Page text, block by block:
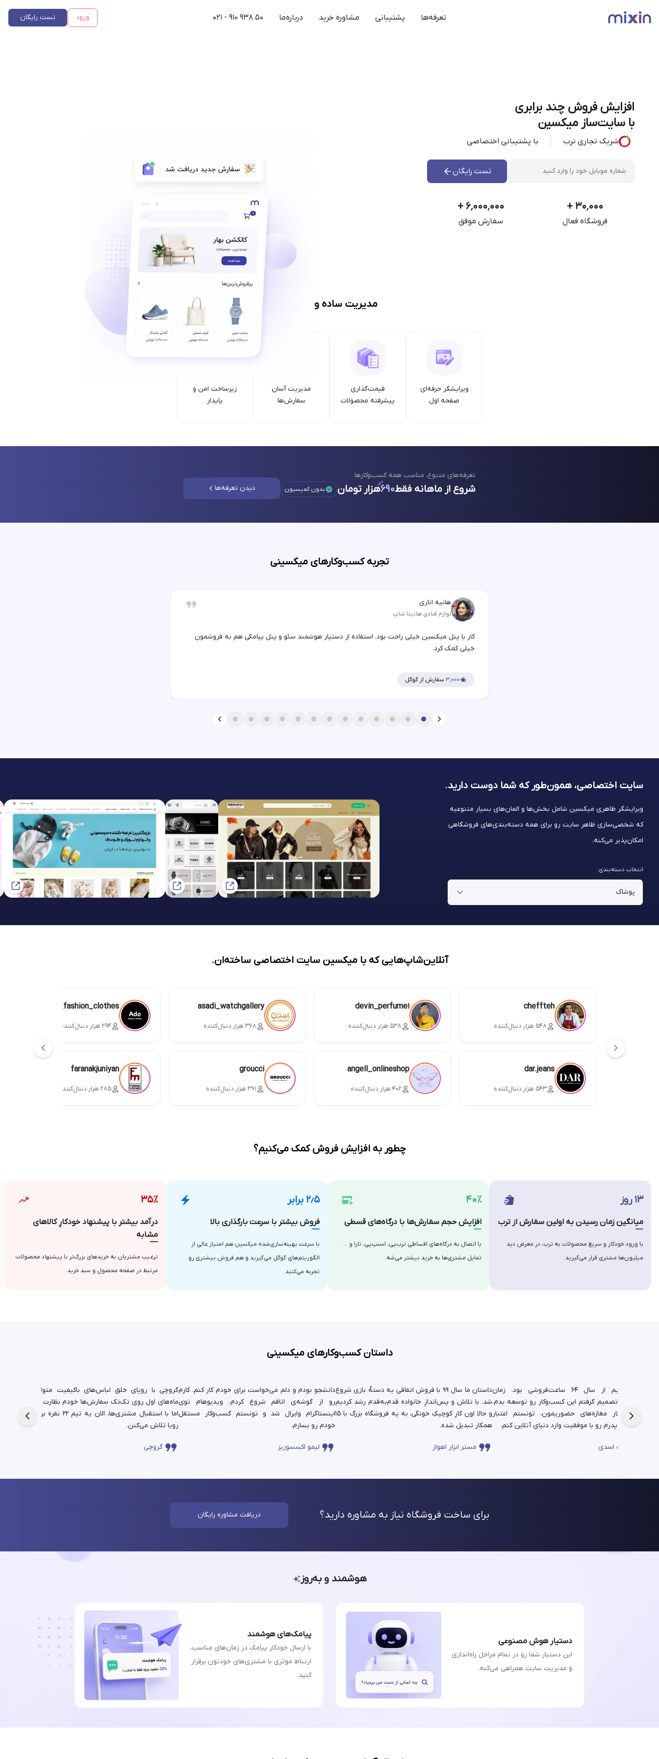
تعرفه‌ها پشتیبانی مشاوره خرید درباره‌ما ۰۲۱ - ۹۱۰ ۹۳۸ ۵۰ ورود تست رایگان
افزایش فروش چند برابری
با سایت‌ساز میکسین
شریک تجاری ترب با پشتیبانی اختصاصی
تست رایگان
۳۰٬۰۰۰ +
فروشگاه فعال
۶٬۰۰۰٬۰۰۰ +
سفارش موفق
مدیریت ساده و حرفه‌ای
ویرایشگر حرفه‌ای
صفحه اول
قیمت‌گذاری
پیشرفته محصولات
مدیریت آسان
سفارش‌ها
زیرساخت امن‌ و
پایدار
تعرفه‌های متنوع، مناسب همه کسب‌وکارها
شروع از ماهانه فقط۶۹۰هزار تومان بدون کمیسیون دیدن تعرفه‌ها
تجربه کسب‌وکارهای میکسینی
هانیه اناری
لوازم قنادی هانیتا شاپ
کار با پنل میکسین خیلی راحت بود. استفاده از دستیار هوشمند سئو و پنل پیامکی هم به فروشمون
خیلی کمک کرد.
۳,۰۰۰ سفارش از گوگل
سایت اختصاصی، همون‌طور که شما دوست دارید.
ویرایشگر ظاهری میکسین شامل بخش‌ها و المان‌های بسیار متنوعیه
که شخصی‌سازی ظاهر سایت رو برای همه دسته‌بندی‌های فروشگاهی
امکان‌پذیر می‌کنه.
انتخاب دسته‌بندی:
آنلاین‌شاپ‌هایی که با میکسین سایت اختصاصی ساخته‌ان.
cheffteh
۵۴۸ هزار دنبال‌کننده
devin_perfume1
۵۳۸ هزار دنبال‌کننده
asadi_watchgallery
۳۶۸ هزار دنبال‌کننده
ado_fashion_clothes
۲۹۴ هزار دنبال‌کننده
dar.jeans
۵۴۳ هزار دنبال‌کننده
angell_onlineshop
۴۰۲ هزار دنبال‌کننده
groucci
۳۶۱ هزار دنبال‌کننده
faranakjuniyan
۲۸۵ هزار دنبال‌کننده
چطور به افزایش فروش کمک می‌کنیم؟
۳۵٪
درآمد بیشتر با پیشنهاد خودکارِ کالاهای
مشابه
ترغیب مشتریان به خریدهای بزرگ‌تر با پیشنهاد محصولات
مرتبط در صفحه محصول و سبد خرید
۲٫۵ برابر
فروش بیشتر با سرعت بارگذاری بالا
با سرعت بهینه‌سازی‌شده میکسین هم امتیاز عالی از
الگوریتم‌های گوگل می‌گیرید و هم فروش بیشتری رو
تجربه می‌کنید.
۴۰٪
افزایش حجم سفارش‌ها با درگاه‌های قسطی
با اتصال به درگاه‌های اقساطی ترب‌پی، اسنپ‌پی، تارا و …
تمایل مشتری‌ها به خرید بیشتر می‌شه.
۱۳ روز
میانگین زمان رسیدن به اولین سفارش از ترب
با ورود خودکار و سریع محصولات به ترب، در معرض دید
میلیون‌ها مشتری قرار می‌گیرید.
داستان کسب‌وکارهای میکسینی
گروچی با رویای خلق لباس‌های باکیفیت متولد شد.
ماه‌های اول روی تک‌تک سفارش‌ها خودم نظارت داشتم،
اما با استقبال مشتری‌ها، الان یه تیم ۲۲ نفره برای این
رویا تلاش می‌کنن.
گروچی
دانشجو بودم و دلم می‌خواست برای خودم کار کنم. کارم
رو از گوشه‌ی اتاقم شروع کردم. ویدیوهام توی
اینستاگرام وایرال شد و تونستم کسب‌وکار مستقل
خودم رو بسازم.
لیمو اکسسوریز
داستان ما سال ۹۹ با فروش اتفاقی یه دسته‌ٔ بازی شروع
شد. با تلاش و پس‌اندازِ خانواده قدم‌به‌قدم رشد کردیم
و حالا اون کارِ کوچیکِ خونگی، به یه فروشگاه بزرگ با ۱۵
همکار تبدیل شده.
مستر ابزار اهواز
شغل پدریم از سال ۶۴ ساعت‌فروشی بود. زمان
دانشجویی تصمیم گرفتم این کسب‌وکار رو توسعه بدم.
حالا در کنار مغازه‌های حضوریمون، تونستم اعتبار
چندساله‌ی پدرم رو با موفقیت وارد دنیای آنلاین کنم.
ساعت اسدی
برای ساخت فروشگاه نیاز به مشاوره دارید؟ دریافت مشاوره رایگان
هوشمند و به‌روز
دستیار هوش مصنوعی
این دستیار شما رو در تمام مراحل راه‌اندازی
و مدیریت سایت همراهی می‌کنه.
پیامک‌های هوشمند
با ارسال خودکار پیامک در زمان‌های مناسب،
ارتباط موثری با مشتری‌های خودتون برقرار
کنید.